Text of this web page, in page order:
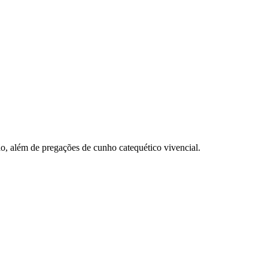
além de pregações de cunho catequético vivencial.